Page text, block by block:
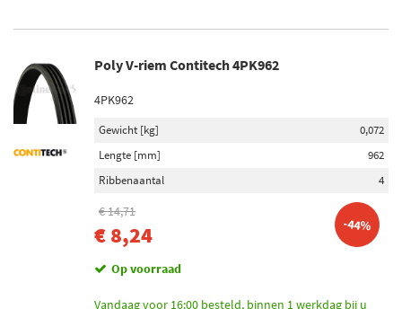
Poly V-riem Contitech 4PK962
4PK962
Gewicht [kg]
0,072
Lengte [mm]
962
Ribbenaantal
4
€ 14,71
€ 8,24 -44%
Op voorraad
Vandaag voor 16:00 besteld, binnen 1 werkdag bij u